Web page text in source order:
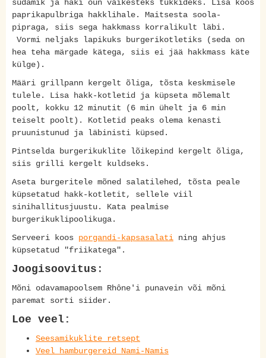
südamik ja haki õun väikesteks tükkideks. Lisa koos
paprikapulbriga hakklihale. Maitsesta soola-
pipraga, siis sega hakkmass korralikult läbi.
Vormi neljaks lapikuks burgerikotletiks (seda on
hea teha märgade kätega, siis ei jää hakkmass käte
külge).
Määri grillpann kergelt õliga, tõsta keskmisele
tulele. Lisa hakk-kotletid ja küpseta mõlemalt
poolt, kokku 12 minutit (6 min ühelt ja 6 min
teiselt poolt). Kotletid peaks olema kenasti
pruunistunud ja läbinisti küpsed.
Pintselda burgerikuklite lõikepind kergelt õliga,
siis grilli kergelt kuldseks.
Aseta burgeritele mõned salatilehed, tõsta peale
küpsetatud hakk-kotletit, sellele viil
sinihallitusjuustu. Kata pealmise
burgerikuklipoolikuga.
Serveeri koos porgandi-kapsasalati ning ahjus
küpsetatud "friikatega".
Joogisoovitus :
Mõni odavamapoolsem Rhône'i punavein või mõni
paremat sorti siider.
Loe veel:
Seesamikuklite retsept
Veel hamburgereid Nami-Namis